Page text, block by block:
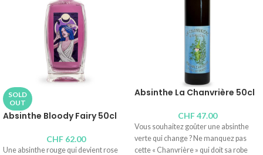
SOLD
OUT
Absinthe Bloody Fairy 50cl
CHF62.00
Une absinthe rouge qui devient rose
Absinthe La Chanvrière 50cl
CHF47.00
Vous souhaitez goûter une absinthe
verte qui change ? Ne manquez pas
cette « Chanvrière » qui doit sa robe